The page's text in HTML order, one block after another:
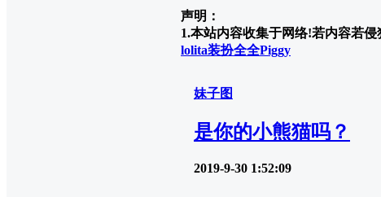
声明：
1.本站内容收集于网络!若内容若
lolita装扮全全Piggy
妹子图
是你的小熊猫吗？
2019-9-30 1:52:09